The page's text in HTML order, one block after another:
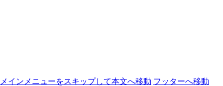
メインメニューをスキップして本文へ移動 フッターへ移動